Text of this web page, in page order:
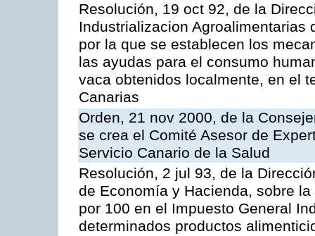
Resolución, 19 oct 92, de la
Industrializacion Agroalimentarias
por la que se establecen los
las ayudas para el consumo
vaca obtenidos localmente, en el
Canarias
Orden, 21 nov 2000, de la
se crea el Comité Asesor de
Servicio Canario de la Salud
Resolución, 2 jul 93, de la
de Economía y Hacienda, sobre
por 100 en el Impuesto General
determinados productos